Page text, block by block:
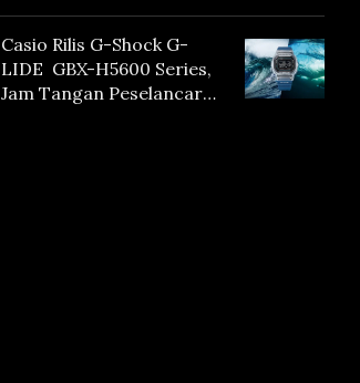
Baru!
Casio Rilis G-Shock G-
LIDE GBX-H5600 Series,
Jam Tangan Peselancar